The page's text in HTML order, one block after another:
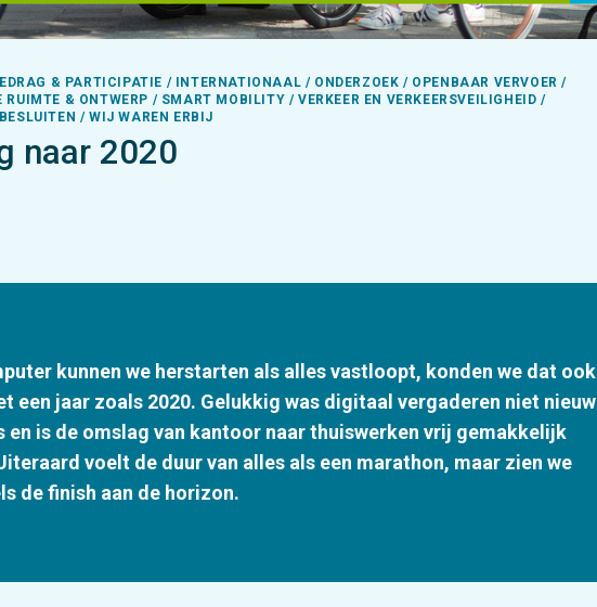
& PARTICIPATIE / INTERNATIONAAL / ONDERZOEK / OPENBAAR VERVOER /
RUIMTE & ONTWERP / SMART MOBILITY / VERKEER EN VERKEERSVEILIGHEID /
/ WIJ WAREN ERBIJ
naar 2020
kunnen we herstarten als alles vastloopt, konden we dat ook
een jaar zoals 2020. Gelukkig was digitaal vergaderen niet nieuw
en is de omslag van kantoor naar thuiswerken vrij gemakkelijk
voelt de duur van alles als een marathon, maar zien we
de finish aan de horizon.